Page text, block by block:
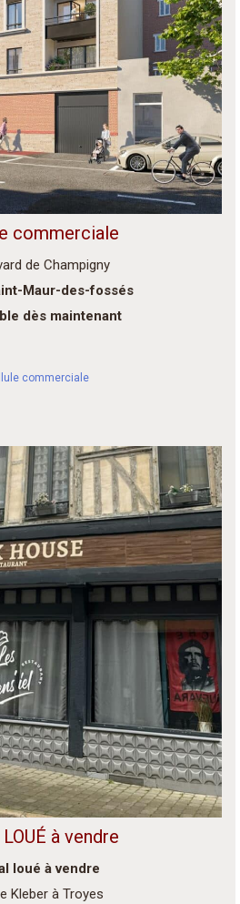
commerciale
de Champigny
Maur-des-fossés
dès maintenant
commerciale
à vendre
loué à vendre
Kleber à Troyes